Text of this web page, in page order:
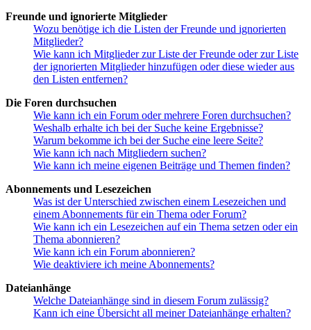
Freunde und ignorierte Mitglieder
Wozu benötige ich die Listen der Freunde und ignorierten
Mitglieder?
Wie kann ich Mitglieder zur Liste der Freunde oder zur Liste
der ignorierten Mitglieder hinzufügen oder diese wieder aus
den Listen entfernen?
Die Foren durchsuchen
Wie kann ich ein Forum oder mehrere Foren durchsuchen?
Weshalb erhalte ich bei der Suche keine Ergebnisse?
Warum bekomme ich bei der Suche eine leere Seite?
Wie kann ich nach Mitgliedern suchen?
Wie kann ich meine eigenen Beiträge und Themen finden?
Abonnements und Lesezeichen
Was ist der Unterschied zwischen einem Lesezeichen und
einem Abonnements für ein Thema oder Forum?
Wie kann ich ein Lesezeichen auf ein Thema setzen oder ein
Thema abonnieren?
Wie kann ich ein Forum abonnieren?
Wie deaktiviere ich meine Abonnements?
Dateianhänge
Welche Dateianhänge sind in diesem Forum zulässig?
Kann ich eine Übersicht all meiner Dateianhänge erhalten?